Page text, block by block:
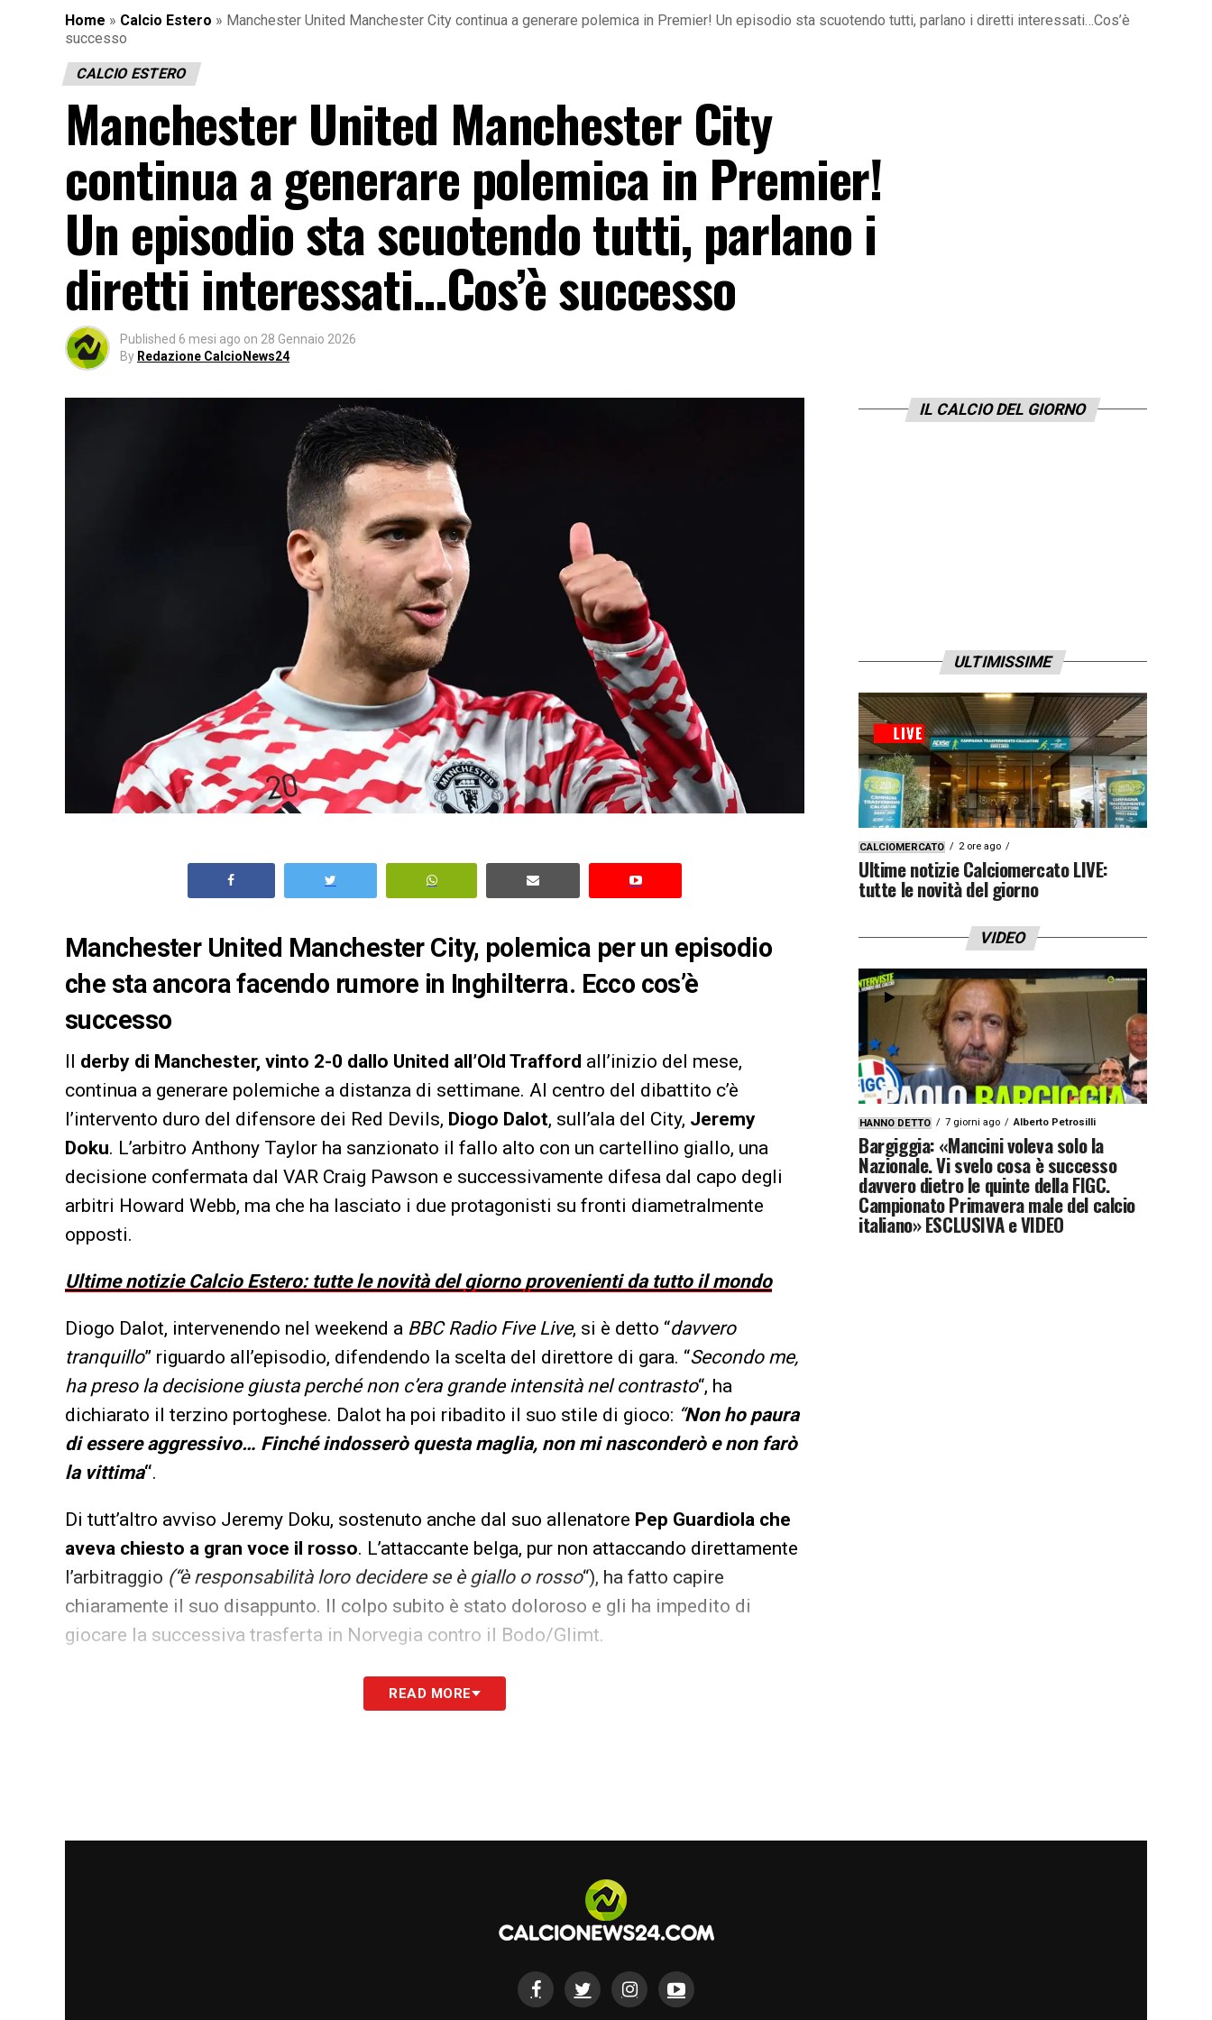
Home » Calcio Estero » Manchester United Manchester City continua a generare polemica in Premier! Un episodio sta scuotendo tutti, parlano i diretti interessati…Cos’è
successo
CALCIO ESTERO
Manchester United Manchester City
continua a generare polemica in Premier!
Un episodio sta scuotendo tutti, parlano i
diretti interessati…Cos’è successo
Published 6 mesi ago on 28 Gennaio 2026
By Redazione CalcioNews24
Manchester United Manchester City, polemica per un episodio
che sta ancora facendo rumore in Inghilterra. Ecco cos’è
successo
Il derby di Manchester, vinto 2-0 dallo United all’Old Trafford all’inizio del mese,
continua a generare polemiche a distanza di settimane. Al centro del dibattito c’è
l’intervento duro del difensore dei Red Devils, Diogo Dalot, sull’ala del City, Jeremy
Doku. L’arbitro Anthony Taylor ha sanzionato il fallo alto con un cartellino giallo, una
decisione confermata dal VAR Craig Pawson e successivamente difesa dal capo degli
arbitri Howard Webb, ma che ha lasciato i due protagonisti su fronti diametralmente
opposti.
Ultime notizie Calcio Estero: tutte le novità del giorno provenienti da tutto il mondo
Diogo Dalot, intervenendo nel weekend a BBC Radio Five Live, si è detto “davvero
tranquillo” riguardo all’episodio, difendendo la scelta del direttore di gara. “Secondo me,
ha preso la decisione giusta perché non c’era grande intensità nel contrasto“, ha
dichiarato il terzino portoghese. Dalot ha poi ribadito il suo stile di gioco: “Non ho paura
di essere aggressivo… Finché indosserò questa maglia, non mi nasconderò e non farò
la vittima“.
Di tutt’altro avviso Jeremy Doku, sostenuto anche dal suo allenatore Pep Guardiola che
aveva chiesto a gran voce il rosso. L’attaccante belga, pur non attaccando direttamente
l’arbitraggio (“è responsabilità loro decidere se è giallo o rosso“), ha fatto capire
chiaramente il suo disappunto. Il colpo subito è stato doloroso e gli ha impedito di
giocare la successiva trasferta in Norvegia contro il Bodo/Glimt.
Sapete come la penso. Potevo rimanere fuori per molto tempo. Grazie al Signore non
mi sono fatto male gravemente e ora posso giocare“, ha detto Doku questa settimana,
READ MORE
IL CALCIO DEL GIORNO
ULTIMISSIME
CALCIOMERCATO 2 ore ago
Ultime notizie Calciomercato LIVE:
tutte le novità del giorno
VIDEO
HANNO DETTO 7 giorni ago Alberto Petrosilli
Bargiggia: «Mancini voleva solo la
Nazionale. Vi svelo cosa è successo
davvero dietro le quinte della FIGC.
Campionato Primavera male del calcio
italiano» ESCLUSIVA e VIDEO